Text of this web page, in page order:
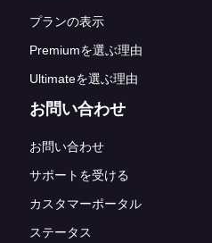
プランの表示
Premiumを選ぶ理由
Ultimateを選ぶ理由
お問い合わせ
お問い合わせ
サポートを受ける
カスタマーポータル
ステータス